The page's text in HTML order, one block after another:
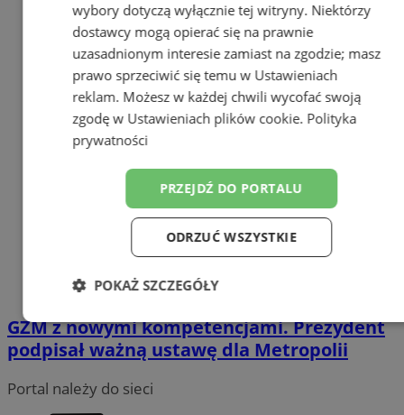
GZM z nowymi kompetencjami. Prezydent
podpisał ważną ustawę dla Metropolii
Portal należy do sieci
wybory dotyczą wyłącznie tej witryny. Niektórzy
dostawcy mogą opierać się na prawnie
uzasadnionym interesie zamiast na zgodzie; masz
prawo sprzeciwić się temu w Ustawieniach
reklam. Możesz w każdej chwili wycofać swoją
zgodę w Ustawieniach plików cookie. Polityka
prywatności
PRZEJDŹ DO PORTALU
ODRZUĆ WSZYSTKIE
POKAŻ SZCZEGÓŁY
Niezbędne Wydajność Targetowanie
Funkcjonalność